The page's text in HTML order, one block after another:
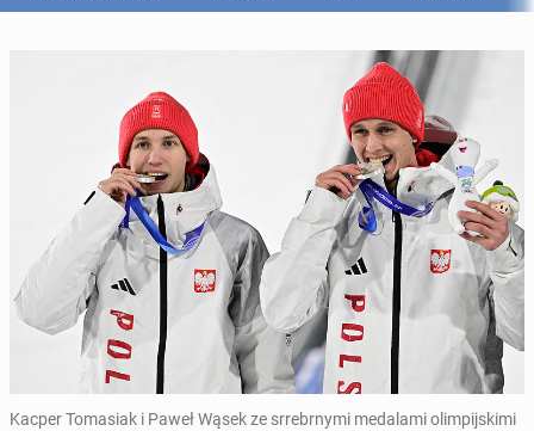
Kacper Tomasiak i Paweł Wąsek ze srrebrnymi medalami olimpijskimi